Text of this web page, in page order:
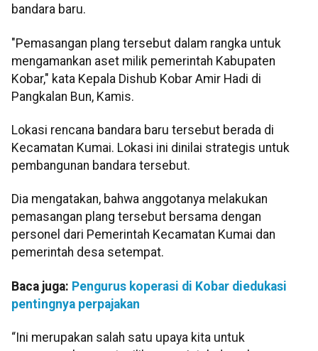
bandara baru.
"Pemasangan plang tersebut dalam rangka untuk
mengamankan aset milik pemerintah Kabupaten
Kobar," kata Kepala Dishub Kobar Amir Hadi di
Pangkalan Bun, Kamis.
Lokasi rencana bandara baru tersebut berada di
Kecamatan Kumai. Lokasi ini dinilai strategis untuk
pembangunan bandara tersebut.
Dia mengatakan, bahwa anggotanya melakukan
pemasangan plang tersebut bersama dengan
personel dari Pemerintah Kecamatan Kumai dan
pemerintah desa setempat.
Baca juga: Pengurus koperasi di Kobar diedukasi
pentingnya perpajakan
“Ini merupakan salah satu upaya kita untuk